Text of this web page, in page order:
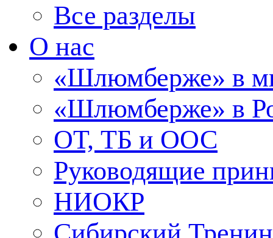
Все разделы
О нас
«Шлюмберже» в
«Шлюмберже» в
ОТ, ТБ и ООС
Руководящие
НИОКР